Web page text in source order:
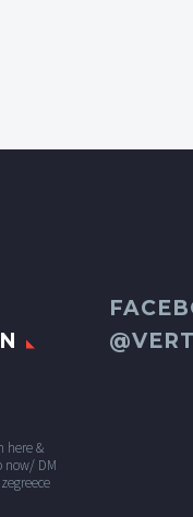
here &
DM